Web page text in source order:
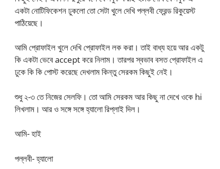
একটা নোটিফিকেশন ঢুকলো তো সেটা খুলে দেখি পল্লবী ফ্রেন্ড রিকুয়েস্ট
পাঠিয়েছে।
আমি প্রোফাইল খুলে দেখি প্রোফাইল লক করা। তাই বাধ্য হয়ে আর একটু
কি একটা ভেবে accept করে নিলাম। তারপর স্বভাব বসত প্রোফাইল এ
ঢুকে কি কি পোস্ট করেছে দেখলাম কিন্তু সেরকম কিছুই নেই।
শুধু ২-৩ তে নিজের সেলফি। তো আমি সেরকম আর কিছু না দেখে ওকে hi
লিখলাম। আর ও সঙ্গে সঙ্গে হ্যালো রিপ্লাই দিল।
আমি- হাই
পল্লবী- হ্যালো